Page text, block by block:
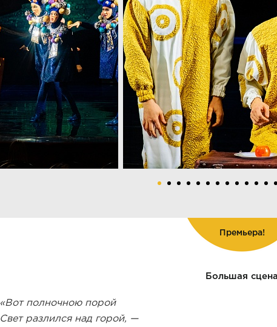
Премьера!
Большая сцена
«Вот полночною порой
Свет разлился над горой, —